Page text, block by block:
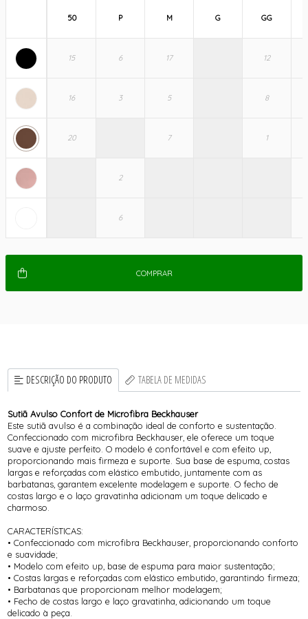
50 P M G GG
COMPRAR
DESCRIÇÃO DO PRODUTO TABELA DE MEDIDAS
Sutiã Avulso Confort de Microfibra Beckhauser
Este sutiã avulso é a combinação ideal de conforto e sustentação.
Confeccionado com microfibra Beckhauser, ele oferece um toque
suave e ajuste perfeito. O modelo é confortável e com efeito up,
proporcionando mais firmeza e suporte. Sua base de espuma, costas
largas e reforçadas com elástico embutido, juntamente com as
barbatanas, garantem excelente modelagem e suporte. O fecho de
costas largo e o laço gravatinha adicionam um toque delicado e
charmoso.
CARACTERÍSTICAS:
• Confeccionado com microfibra Beckhauser, proporcionando conforto
e suavidade;
• Modelo com efeito up, base de espuma para maior sustentação;
• Costas largas e reforçadas com elástico embutido, garantindo firmeza;
• Barbatanas que proporcionam melhor modelagem;
• Fecho de costas largo e laço gravatinha, adicionando um toque
delicado à peça.